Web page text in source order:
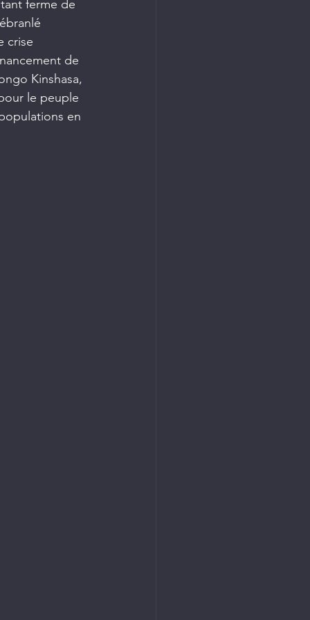
ferme de
crise
de
Kinshasa,
le peuple
en